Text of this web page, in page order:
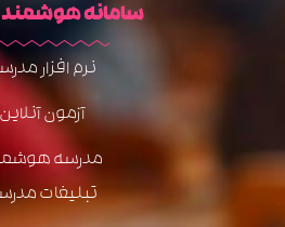
سامانه هوشمند
نرم افزار
آزمون آنلاین
مدرسه
تبلیغات